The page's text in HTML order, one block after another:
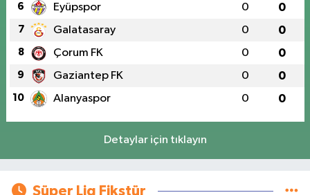
6 Eyüpspor 0 0
7 Galatasaray 0 0
8 Çorum FK 0 0
9 Gaziantep FK 0 0
10 Alanyaspor 0 0
Detaylar için tıklayın
Süper Lig Fikstür